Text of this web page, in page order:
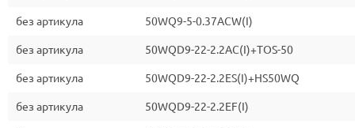
без артикула 50WQ9-5-0.37ACW(I)
без артикула 50WQD9-22-2.2AC(I)+TOS-50
без артикула 50WQD9-22-2.2ES(I)+HS50WQ
без артикула 50WQD9-22-2.2EF(I)